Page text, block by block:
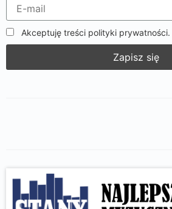
Akceptuję treści polityki prywatności.